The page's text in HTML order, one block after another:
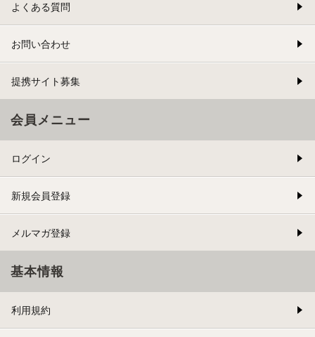
よくある質問
お問い合わせ
提携サイト募集
会員メニュー
ログイン
新規会員登録
メルマガ登録
基本情報
利用規約